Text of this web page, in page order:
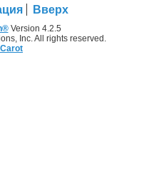
Вверх
Version 4.2.5
Inc. All rights reserved.